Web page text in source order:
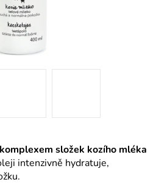
komplexem složek kozího mléka
intenzivně hydratuje,